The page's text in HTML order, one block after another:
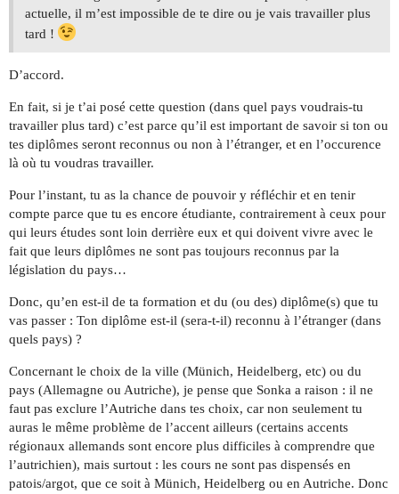
actuelle, il m’est impossible de te dire ou je vais travailler plus
tard !
D’accord.
En fait, si je t’ai posé cette question (dans quel pays voudrais-tu
travailler plus tard) c’est parce qu’il est important de savoir si ton ou
tes diplômes seront reconnus ou non à l’étranger, et en l’occurence
là où tu voudras travailler.
Pour l’instant, tu as la chance de pouvoir y réfléchir et en tenir
compte parce que tu es encore étudiante, contrairement à ceux pour
qui leurs études sont loin derrière eux et qui doivent vivre avec le
fait que leurs diplômes ne sont pas toujours reconnus par la
législation du pays…
Donc, qu’en est-il de ta formation et du (ou des) diplôme(s) que tu
vas passer : Ton diplôme est-il (sera-t-il) reconnu à l’étranger (dans
quels pays) ?
Concernant le choix de la ville (Münich, Heidelberg, etc) ou du
pays (Allemagne ou Autriche), je pense que Sonka a raison : il ne
faut pas exclure l’Autriche dans tes choix, car non seulement tu
auras le même problème de l’accent ailleurs (certains accents
régionaux allemands sont encore plus difficiles à comprendre que
l’autrichien), mais surtout : les cours ne sont pas dispensés en
patois/argot, que ce soit à Münich, Heidelberg ou en Autriche. Donc